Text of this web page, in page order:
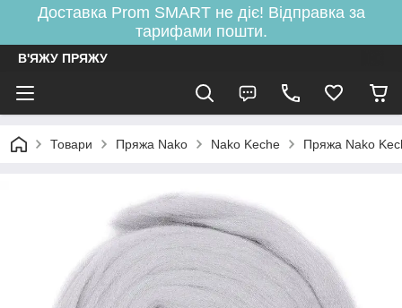
Доставка Prom SMART не діє! Відправка за
тарифами пошти.
В'ЯЖУ ПРЯЖУ
Товари Пряжа Nako Nako Keche Пряжа Nako